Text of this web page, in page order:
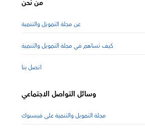
من نحن
عن مجلة التمويل والتنمية
كيف تساهم في مجلة التمويل والتنمية
اتصل بنا
وسائل التواصل الاجتماعي
مجلة التمويل والتنمية على فيسبوك